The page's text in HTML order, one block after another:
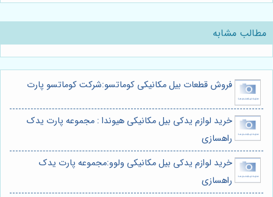
مطالب مشابه
فروش قطعات بیل مکانیکی کوماتسو:شرکت کوماتسو پارت
خرید لوازم یدکی بیل مکانیکی هیوندا : مجموعه پارت یدک
راهسازی
خرید لوازم یدکی بیل مکانیکی ولوو:مجموعه پارت یدک
راهسازی